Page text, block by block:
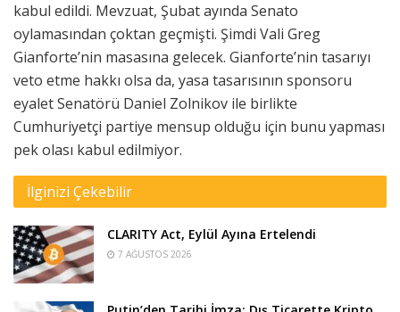
kabul edildi. Mevzuat, Şubat ayında Senato
oylamasından çoktan geçmişti. Şimdi Vali Greg
Gianforte’nin masasına gelecek. Gianforte’nin tasarıyı
veto etme hakkı olsa da, yasa tasarısının sponsoru
eyalet Senatörü Daniel Zolnikov ile birlikte
Cumhuriyetçi partiye mensup olduğu için bunu yapması
pek olası kabul edilmiyor.
İlginizi Çekebilir
CLARITY Act, Eylül Ayına Ertelendi
7 AĞUSTOS 2026